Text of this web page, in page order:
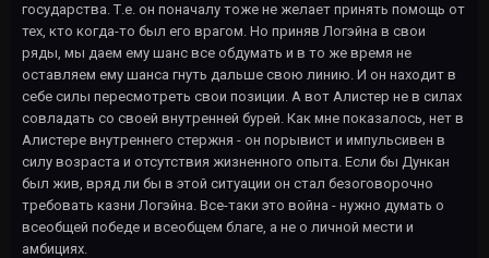
государства. Т.е. он поначалу тоже не желает принять помощь от
тех, кто когда-то был его врагом. Но приняв Логэйна в свои
ряды, мы даем ему шанс все обдумать и в то же время не
оставляем ему шанса гнуть дальше свою линию. И он находит в
себе силы пересмотреть свои позиции. А вот Алистер не в силах
совладать со своей внутренней бурей. Как мне показалось, нет в
Алистере внутреннего стержня - он порывист и импульсивен в
силу возраста и отсутствия жизненного опыта. Если бы Дункан
был жив, вряд ли бы в этой ситуации он стал безоговорочно
требовать казни Логэйна. Все-таки это война - нужно думать о
всеобщей победе и всеобщем благе, а не о личной мести и
амбициях.